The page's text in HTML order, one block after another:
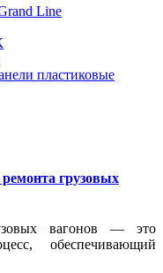
Line
пластиковые
грузовых
вагонов — это
обеспечивающий